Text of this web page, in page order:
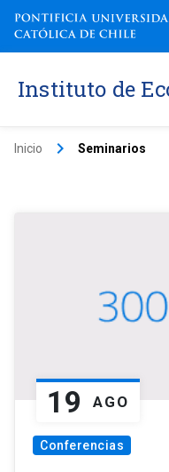
Instituto de
Inicio keyboard_arrow_right Seminarios
19 AGO
Conferencias